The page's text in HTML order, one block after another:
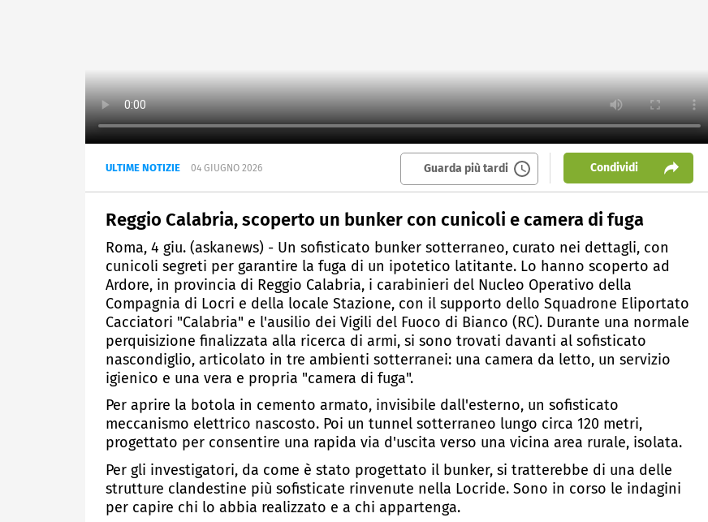
ULTIME NOTIZIE 04 GIUGNO 2026 Guarda più tardi Condividi
Reggio Calabria, scoperto un bunker con cunicoli e camera di fuga
Roma, 4 giu. (askanews) - Un sofisticato bunker sotterraneo, curato nei dettagli, con
cunicoli segreti per garantire la fuga di un ipotetico latitante. Lo hanno scoperto ad
Ardore, in provincia di Reggio Calabria, i carabinieri del Nucleo Operativo della
Compagnia di Locri e della locale Stazione, con il supporto dello Squadrone Eliportato
Cacciatori "Calabria" e l'ausilio dei Vigili del Fuoco di Bianco (RC). Durante una normale
perquisizione finalizzata alla ricerca di armi, si sono trovati davanti al sofisticato
nascondiglio, articolato in tre ambienti sotterranei: una camera da letto, un servizio
igienico e una vera e propria "camera di fuga".
Per aprire la botola in cemento armato, invisibile dall'esterno, un sofisticato
meccanismo elettrico nascosto. Poi un tunnel sotterraneo lungo circa 120 metri,
progettato per consentire una rapida via d'uscita verso una vicina area rurale, isolata.
Per gli investigatori, da come è stato progettato il bunker, si tratterebbe di una delle
strutture clandestine più sofisticate rinvenute nella Locride. Sono in corso le indagini
per capire chi lo abbia realizzato e a chi appartenga.